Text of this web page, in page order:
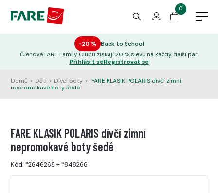
0
−20 % Back to School
Členové FARE Family Clubu získají 20 % slevu na každý další pár.
Přihlásit seRegistrovat se
Domů > Děti > Dívčí boty > FARE KLASIK POLARIS dívčí zimní
nepromokavé boty šedé
FARE KLASIK POLARIS dívčí zimní
nepromokavé boty šedé
Kód: *2646268 + *848266